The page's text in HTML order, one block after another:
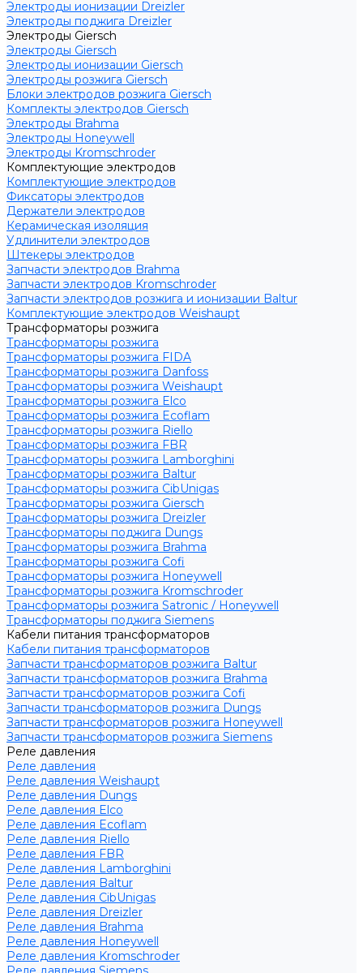
Электроды ионизации Dreizler
Электроды поджига Dreizler
Электроды Giersch
Электроды Giersch
Электроды ионизации Giersch
Электроды розжига Giersch
Блоки электродов розжига Giersch
Комплекты электродов Giersch
Электроды Brahma
Электроды Honeywell
Электроды Kromschroder
Комплектующие электродов
Комплектующие электродов
Фиксаторы электродов
Держатели электродов
Керамическая изоляция
Удлинители электродов
Штекеры электродов
Запчасти электродов Brahma
Запчасти электродов Kromschroder
Запчасти электродов розжига и ионизации Baltur
Комплектующие электродов Weishaupt
Трансформаторы розжига
Трансформаторы розжига
Трансформаторы розжига FIDA
Трансформаторы розжига Danfoss
Трансформаторы розжига Weishaupt
Трансформаторы розжига Elco
Трансформаторы розжига Ecoflam
Трансформаторы розжига Riello
Трансформаторы розжига FBR
Трансформаторы розжига Lamborghini
Трансформаторы розжига Baltur
Трансформаторы розжига CibUnigas
Трансформаторы розжига Giersch
Трансформаторы розжига Dreizler
Трансформаторы поджига Dungs
Трансформаторы розжига Brahma
Трансформаторы розжига Cofi
Трансформаторы розжига Honeywell
Трансформаторы розжига Kromschroder
Трансформаторы розжига Satronic / Honeywell
Трансформаторы поджига Siemens
Кабели питания трансформаторов
Кабели питания трансформаторов
Запчасти трансформаторов розжига Baltur
Запчасти трансформаторов розжига Brahma
Запчасти трансформаторов розжига Cofi
Запчасти трансформаторов розжига Dungs
Запчасти трансформаторов розжига Honeywell
Запчасти трансформаторов розжига Siemens
Реле давления
Реле давления
Реле давления Weishaupt
Реле давления Dungs
Реле давления Elco
Реле давления Ecoflam
Реле давления Riello
Реле давления FBR
Реле давления Lamborghini
Реле давления Baltur
Реле давления CibUnigas
Реле давления Dreizler
Реле давления Brahma
Реле давления Honeywell
Реле давления Kromschroder